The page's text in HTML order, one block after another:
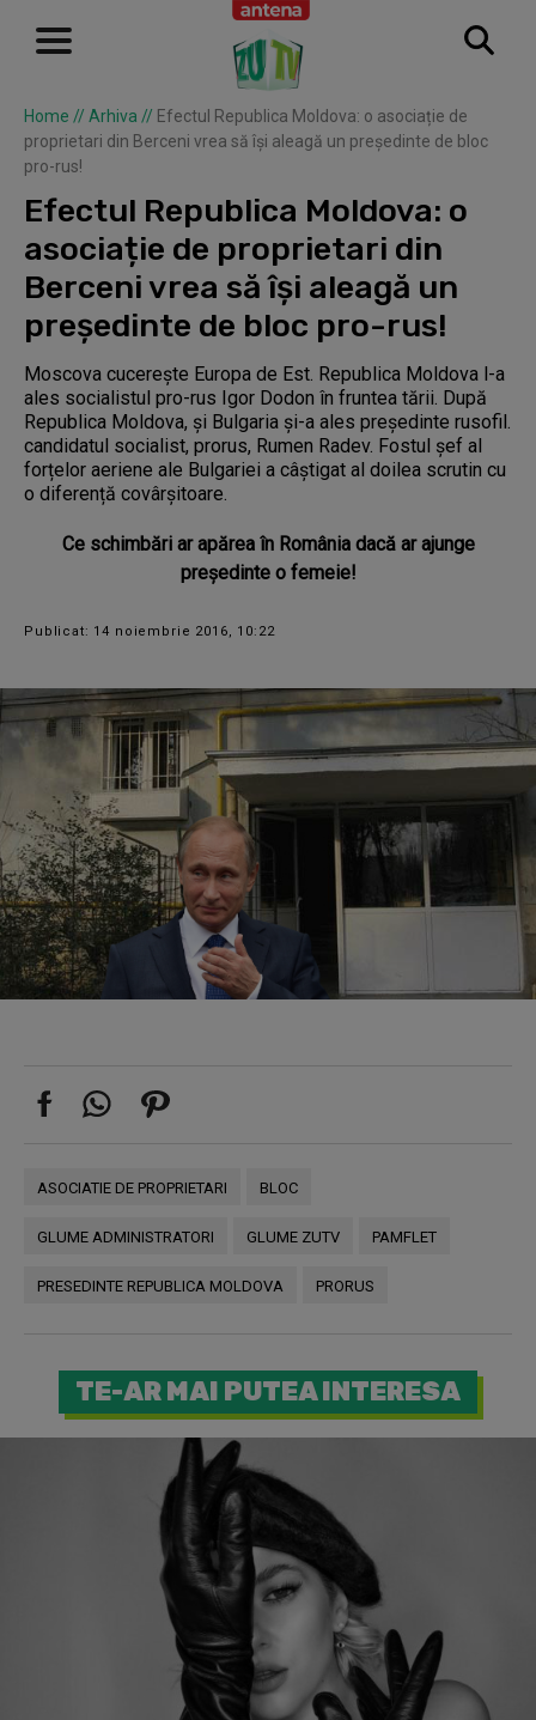
Home // Arhiva // Efectul Republica Moldova: o asociație de
proprietari din Berceni vrea să își aleagă un președinte de bloc
pro-rus!
Efectul Republica Moldova: o
asociație de proprietari din
Berceni vrea să își aleagă un
președinte de bloc pro-rus!
Moscova cucerește Europa de Est. Republica Moldova l-a
ales socialistul pro-rus Igor Dodon în fruntea tării. După
Republica Moldova, și Bulgaria și-a ales președinte rusofil.
candidatul socialist, prorus, Rumen Radev. Fostul șef al
forțelor aeriene ale Bulgariei a câștigat al doilea scrutin cu
o diferență covârșitoare.
Ce schimbări ar apărea în România dacă ar ajunge
președinte o femeie!
Publicat: 14 noiembrie 2016, 10:22
ASOCIATIE DE PROPRIETARI BLOC
GLUME ADMINISTRATORI GLUME ZUTV PAMFLET
PRESEDINTE REPUBLICA MOLDOVA PRORUS
TE-AR MAI PUTEA INTERESA